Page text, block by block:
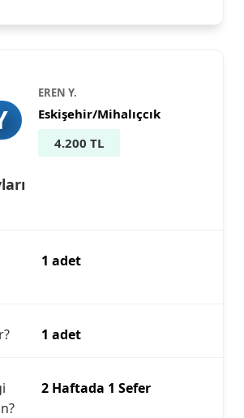
EREN Y.
Eskişehir/Mihalıçcık
4.200 TL
1 adet
1 adet
2 Haftada 1 Sefer